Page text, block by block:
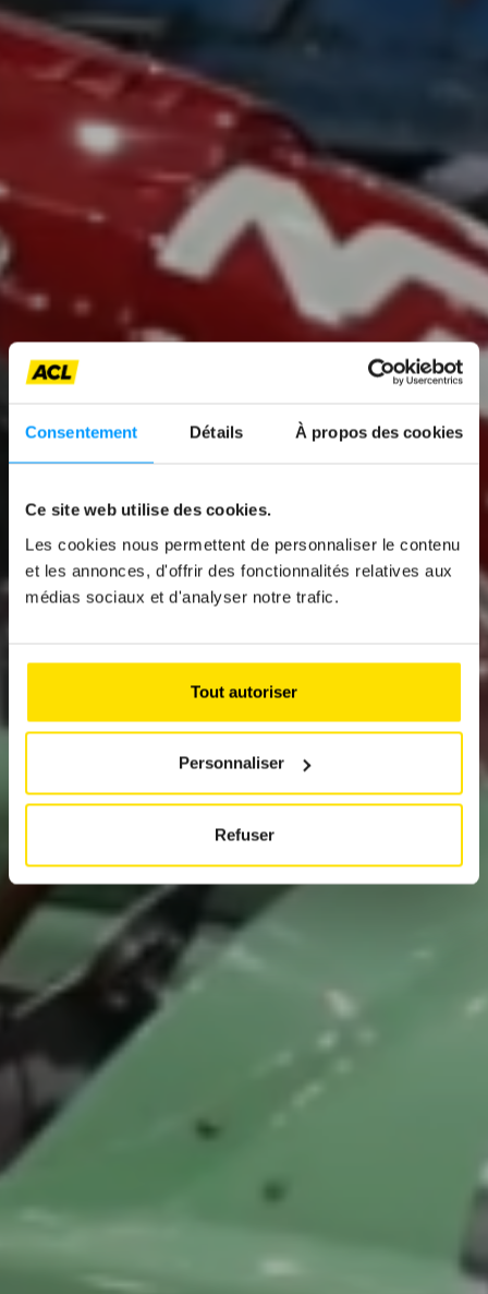
Consentement Détails À propos des cookies
Ce site web utilise des cookies.
Les cookies nous permettent de personnaliser le contenu
et les annonces, d'offrir des fonctionnalités relatives aux
médias sociaux et d'analyser notre trafic.
Tout autoriser
Personnaliser
Refuser
News
MONACO ET
L’AUTOMOBILE :
130 ANS DE
PASSION
UNE CINQUIÈME
ÉTOILE PLUS
DURE À OBTENIR
DÈS 2028